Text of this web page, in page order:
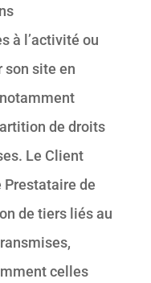
à l’activité ou
son site en
de droits
Le Client
de
de tiers liés au
celles